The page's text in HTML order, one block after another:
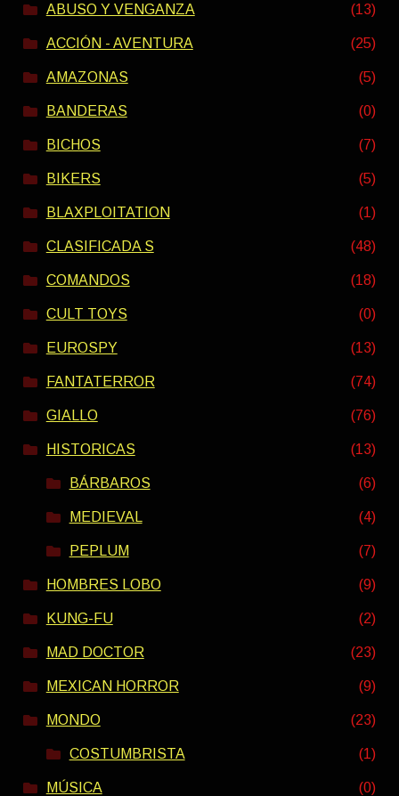
ABUSO Y VENGANZA (13)
ACCIÓN - AVENTURA (25)
AMAZONAS (5)
BANDERAS (0)
BICHOS (7)
BIKERS (5)
BLAXPLOITATION (1)
CLASIFICADA S (48)
COMANDOS (18)
CULT TOYS (0)
EUROSPY (13)
FANTATERROR (74)
GIALLO (76)
HISTORICAS (13)
BÁRBAROS (6)
MEDIEVAL (4)
PEPLUM (7)
HOMBRES LOBO (9)
KUNG-FU (2)
MAD DOCTOR (23)
MEXICAN HORROR (9)
MONDO (23)
COSTUMBRISTA (1)
MÚSICA (0)